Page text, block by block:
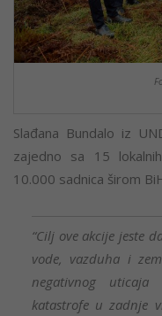
Slađana Bundalo iz
zajedno sa 15
10.000 sadnica širom
“Cilj ove akcije jeste
vode, vazduha i
negativnog uticaja
katastrofe u zadnje